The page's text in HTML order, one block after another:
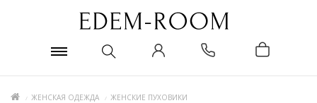
ЖЕНСКАЯ ОДЕЖДА
ЖЕНСКИЕ ПУХОВИКИ